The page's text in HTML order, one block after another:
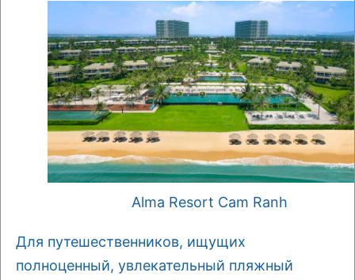
Alma Resort Cam Ranh
Для путешественников, ищущих
полноценный, увлекательный пляжный